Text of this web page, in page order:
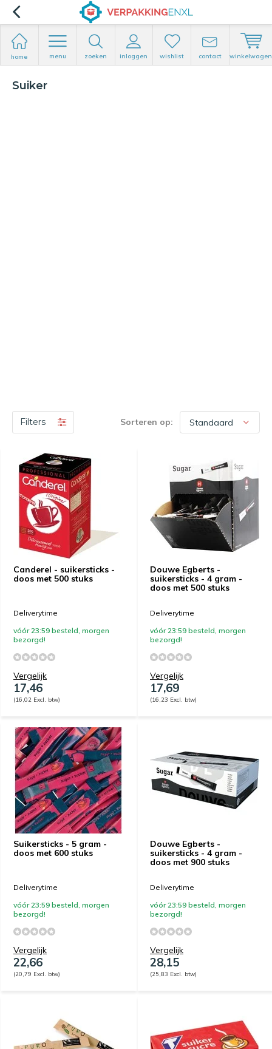
home menu zoeken inloggen wishlist contact winkelwagen
Suiker
Filters Sorteren op:
Canderel - suikersticks -
doos met 500 stuks
Deliverytime
vóór 23:59 besteld, morgen
bezorgd!
Vergelijk
17,46
(16,02 Excl. btw)
Douwe Egberts -
suikersticks - 4 gram -
doos met 500 stuks
Deliverytime
vóór 23:59 besteld, morgen
bezorgd!
Vergelijk
17,69
(16,23 Excl. btw)
Suikersticks - 5 gram -
doos met 600 stuks
Deliverytime
vóór 23:59 besteld, morgen
bezorgd!
Vergelijk
22,66
(20,79 Excl. btw)
Douwe Egberts -
suikersticks - 4 gram -
doos met 900 stuks
Deliverytime
vóór 23:59 besteld, morgen
bezorgd!
Vergelijk
28,15
(25,83 Excl. btw)